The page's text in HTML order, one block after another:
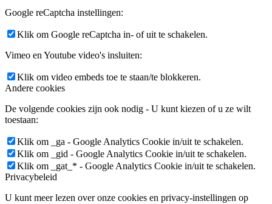
Google reCaptcha instellingen:
Klik om Google reCaptcha in- of uit te schakelen.
Vimeo en Youtube video's insluiten:
Klik om video embeds toe te staan/te blokkeren.
Andere cookies
De volgende cookies zijn ook nodig - U kunt kiezen of u ze wilt
toestaan:
Klik om _ga - Google Analytics Cookie in/uit te schakelen.
Klik om _gid - Google Analytics Cookie in/uit te schakelen.
Klik om _gat_* - Google Analytics Cookie in/uit te schakelen.
Privacybeleid
U kunt meer lezen over onze cookies en privacy-instellingen op